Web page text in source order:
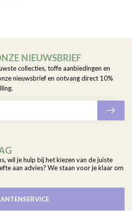
wil je hulp bij het kiezen van de juiste
aan advies? We staan voor je klaar om
NIEUWSBRIEF
collecties, toffe aanbiedingen en
nieuwsbrief en ontvang direct 10%